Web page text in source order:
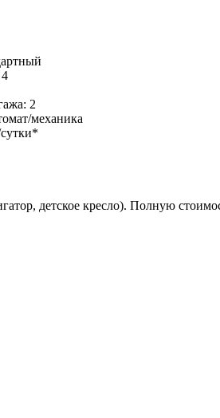
2
механика
детское кресло). Полную